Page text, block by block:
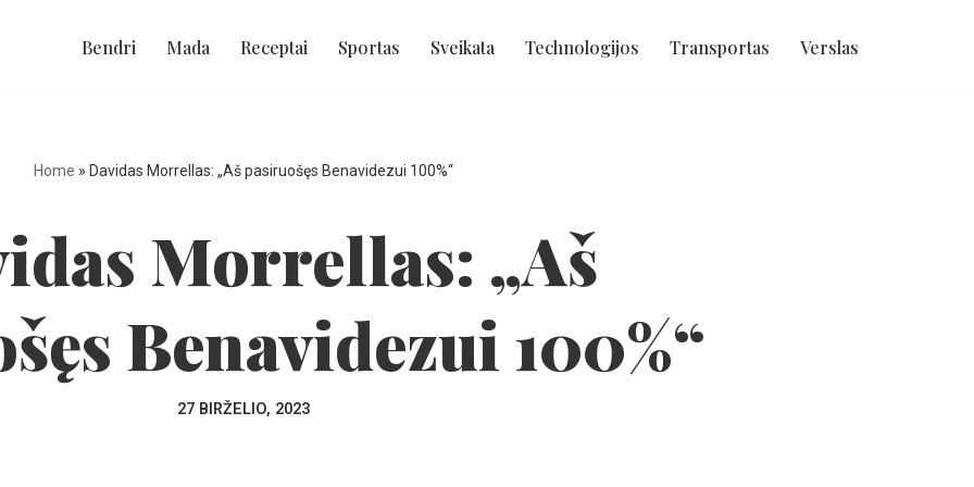
Bendri Mada Receptai Sportas Sveikata Technologijos Transportas Verslas
Home » Davidas Morrellas: „Aš pasiruošęs Benavidezui 100%“
Morrellas: „Aš
Benavidezui 100%“
27 BIRŽELIO, 2023